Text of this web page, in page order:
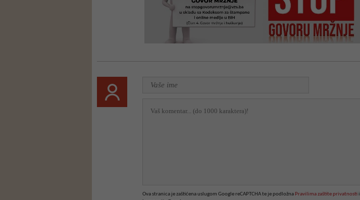
Ova stranica je zaštićena uslugom Google reCAPTCHA te je podložna Pravilima zaštite privatnostii